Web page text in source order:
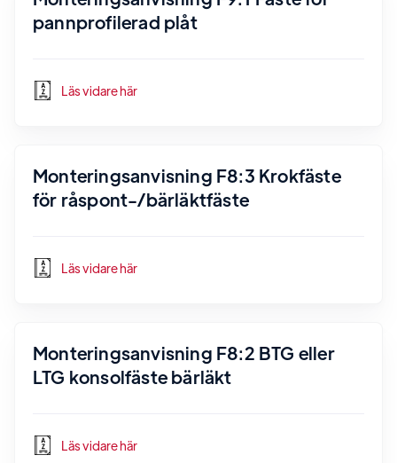
pannprofilerad plåt
Läs vidare här
Monteringsanvisning F8:3 Krokfäste
för råspont-/bärläktfäste
Läs vidare här
Monteringsanvisning F8:2 BTG eller
LTG konsolfäste bärläkt
Läs vidare här